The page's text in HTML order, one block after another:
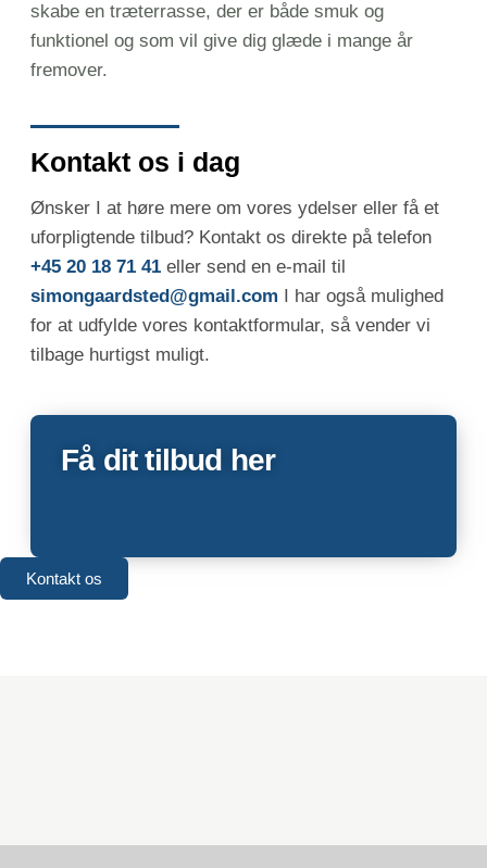
skabe en træterrasse, der er både smuk og
funktionel og som vil give dig glæde i mange år
fremover.
Kontakt os i dag
Ønsker I at høre mere om vores ydelser eller få et
uforpligtende tilbud? Kontakt os direkte på telefon
+45 20 18 71 41 eller send en e-mail til
simongaardsted@gmail.com I har også mulighed
for at udfylde vores kontaktformular, så vender vi
tilbage hurtigst muligt.
Få dit tilbud her
Kontakt os